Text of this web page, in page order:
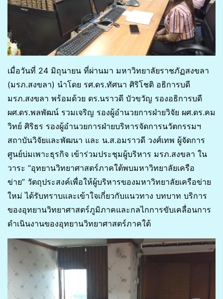
เมื่อวันที่ 24 มิถุนายน ที่ผ่านมา มหาวิทยาลัยราชภัฏสงขลา
(มรภ.สงขลา) นำโดย รศ.ดร.ทัศนา ศิริโชติ อธิการบดี
มรภ.สงขลา พร้อมด้วย ดร.นราวดี บัวขวัญ รองอธิการบดี
ผศ.ดร.พลพัฒน์ รวมเจริญ รองผู้อำนวยการฝ่ายวิจัย ผศ.ดร.คม
วิทย์ ศิริธร รองผู้อำนวยการฝ่ายบริหารจัดการนวัตกรรมฯ
สถาบันวิจัยและพัฒนา และ น.ส.อมราวดี วงศ์เทพ ผู้จัดการ
ศูนย์บ่มเพาะธุรกิจ เข้าร่วมประชุมผู้บริหาร มรภ.สงขลา ใน
วาระ “อุทยานวิทยาศาสตร์ภาคใต้พบมหาวิทยาลัยเครือ
ข่าย” วัตถุประสงค์เพื่อให้ผู้บริหารของมหาวิทยาลัยเครือข่าย
ใหม่ ได้รับทราบและเข้าใจเกี่ยวกับแนวทาง บทบาท บริการ
ของอุทยานวิทยาศาสตร์ภูมิภาคและกลไกการขับเคลื่อนการ
ดำเนินงานของอุทยานวิทยาศาสตร์ภาคใต้